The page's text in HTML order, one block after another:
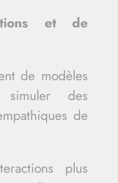
et de
de modèles
simuler des
de
plus